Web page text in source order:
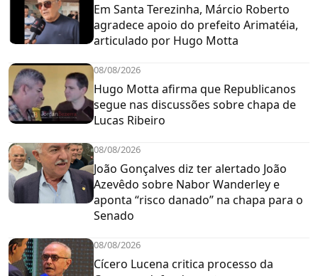
Em Santa Terezinha, Márcio Roberto
agradece apoio do prefeito Arimatéia,
articulado por Hugo Motta
08/08/2026
Hugo Motta afirma que Republicanos
segue nas discussões sobre chapa de
Lucas Ribeiro
08/08/2026
João Gonçalves diz ter alertado João
Azevêdo sobre Nabor Wanderley e
aponta “risco danado” na chapa para o
Senado
08/08/2026
Cícero Lucena critica processo da